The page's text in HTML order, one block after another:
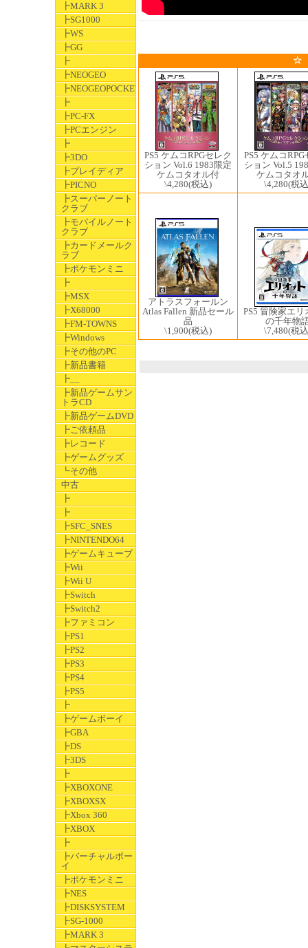
┣MARK 3
┣SG1000
┣WS
┣GG
┣
┣NEOGEO
┣NEOGEOPOCKET
┣
┣PC-FX
┣PCエンジン
┣
┣3DO
┣プレイディア
┣PICNO
┣スーパーノート
クラブ
┣モバイルノート
クラブ
┣カードメールク
ラブ
┣ポケモンミニ
┣
┣MSX
┣X68000
┣FM-TOWNS
┣Windows
┣その他のPC
┣新品書籍
┣__
┣新品ゲームサン
トラCD
┣新品ゲームDVD
┣ご依頼品
┣レコード
┣ゲームグッズ
┗その他
中古
┣
┣
┣SFC_SNES
┣NINTENDO64
┣ゲームキューブ
┣Wii
┣Wii U
┣Switch
┣Switch2
┣ファミコン
┣PS1
┣PS2
┣PS3
┣PS4
┣PS5
┣
┣ゲームボーイ
┣GBA
┣DS
┣3DS
┣
┣XBOXONE
┣XBOXSX
┣Xbox 360
┣XBOX
┣
┣バーチャルボー
イ
┣ポケモンミニ
┣NES
┣DISKSYSTEM
┣SG-1000
┣MARK 3
☆
PS5 ケムコRPGセレク
ション Vol.6 1983限定
ケムコタオル付
\4,280(税込)
PS5 ケムコRPG
ション Vol.5
ケムコタオ
\4,280(税
アトラスフォールン
Atlas Fallen 新品セール
品
\1,900(税込)
PS5 冒険家エリ
の千年物
\7,480(税